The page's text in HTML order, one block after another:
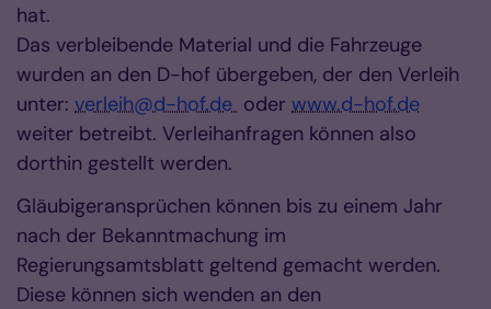
hat.
Das verbleibende Material und die Fahrzeuge
wurden an den D-hof übergeben, der den Verleih
unter: verleih@d-hof.de oder www.d-hof.de
weiter betreibt. Verleihanfragen können also
dorthin gestellt werden.
Gläubigeransprüchen können bis zu einem Jahr
nach der Bekanntmachung im
Regierungsamtsblatt geltend gemacht werden.
Diese können sich wenden an den